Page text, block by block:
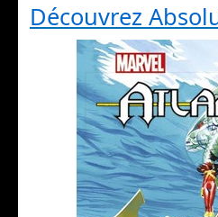
Découvrez